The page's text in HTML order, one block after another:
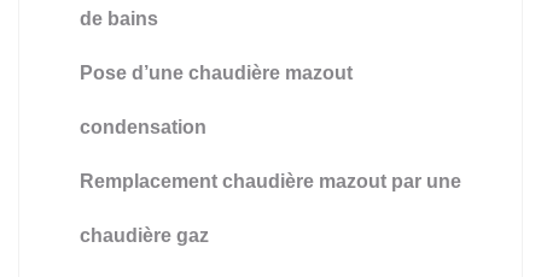
de bains
Pose d’une chaudière mazout
condensation
Remplacement chaudière mazout par une
chaudière gaz